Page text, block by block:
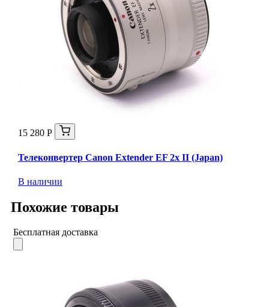
15 280 Р
Телеконвертер Canon Extender EF 2x II (Japan)
В наличии
Похожие товары
Бесплатная доставка